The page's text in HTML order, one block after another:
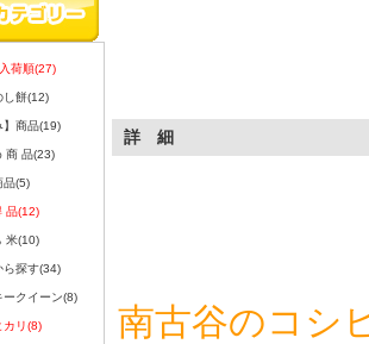
荷順(27)
し餅(12)
】商品(19)
商 品(23)
品(5)
品(12)
米(10)
ら探す(34)
ークイーン(8)
カリ(8)
詳 細
南古谷のコシ